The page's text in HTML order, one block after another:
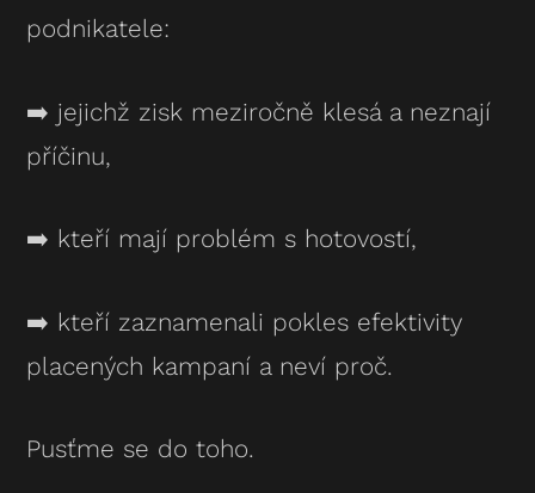
podnikatele:
➡️ jejichž zisk meziročně klesá a neznají
příčinu,
➡️ kteří mají problém s hotovostí,
➡️ kteří zaznamenali pokles efektivity
placených kampaní a neví proč.
Pusťme se do toho.